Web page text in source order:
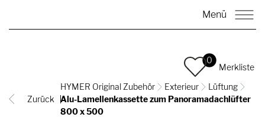
Menü
0
Merkliste
Zurück
HYMER Original Zubehör Exterieur
Lüftung
Alu-Lamellenkassette zum Panoramadachlüfter
800 x 500